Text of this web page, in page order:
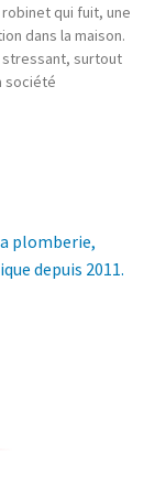
qui fuit, une
dans la maison.
stressant, surtout
société
plomberie,
depuis 2011.